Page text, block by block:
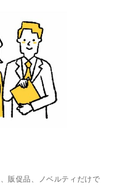
販促品、ノベルティだけで